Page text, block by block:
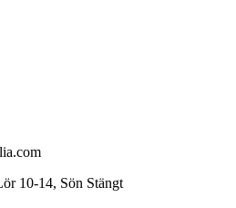
10-14, Sön Stängt